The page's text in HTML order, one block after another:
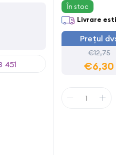
451
În stoc
Livrare
Prețul
€12,75
€6,30